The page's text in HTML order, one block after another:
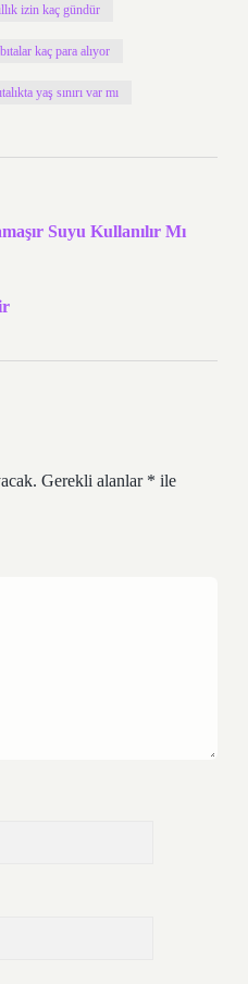
izin kaç gündür
kaç para alıyor
yaş sınırı var mı
Suyu Kullanılır Mı
Gerekli alanlar * ile